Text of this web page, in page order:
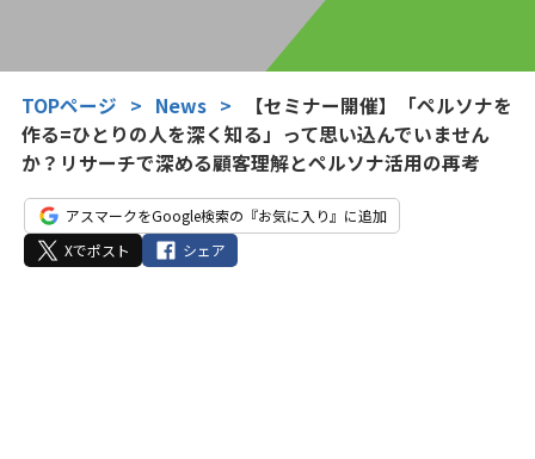
TOPページ > News >
【セミナー開催】「ペルソナを
作る=ひとりの人を深く知る」って思い込んでいません
か？リサーチで深める顧客理解とペルソナ活用の再考
アスマークをGoogle検索の『お気に入り』に追加
Xでポスト
シェア